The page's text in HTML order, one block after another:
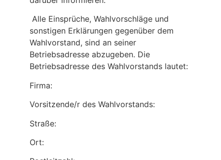
Alle Einsprüche, Wahlvorschläge und
sonstigen Erklärungen gegenüber dem
Wahlvorstand, sind an seiner
Betriebsadresse abzugeben. Die
Betriebsadresse des Wahlvorstands lautet:
Firma:
Vorsitzende/r des Wahlvorstands:
Straße:
Ort: